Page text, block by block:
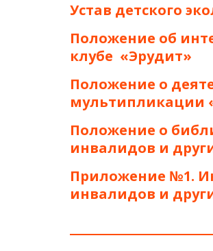
Устав детского
Положение об
клубе  «Эрудит»
Положение о
мультипликации
Положение о
инвалидов и
Приложение №1.
инвалидов и